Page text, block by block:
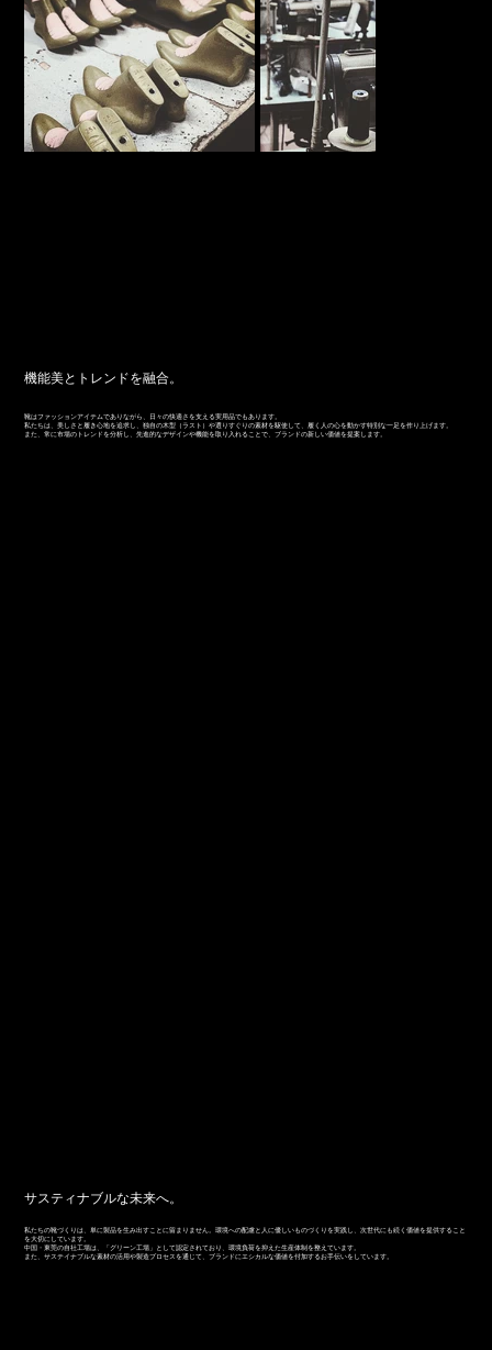
機能美とトレンドを融合。
靴はファッションアイテムでありながら、日々の快適さを支える実用品でもあります。
私たちは、美しさと履き心地を追求し、独自の木型（ラスト）や選りすぐりの素材を駆使して、履く人の心を動かす特別な一足を作り上げます。
また、常に市場のトレンドを分析し、先進的なデザインや機能を取り入れることで、ブランドの新しい価値を提案します。
サスティナブルな未来へ。
私たちの靴づくりは、単に製品を生み出すことに留まりません。環境への配慮と人に優しいものづくりを実践し、次世代にも続く価値を提供すること
を大切にしています。
中国・東莞の自社工場は、「グリーン工場」として認定されており、環境負荷を抑えた生産体制を整えています。
また、サステイナブルな素材の活用や製造プロセスを通じて、ブランドにエシカルな価値を付加するお手伝いをしています。